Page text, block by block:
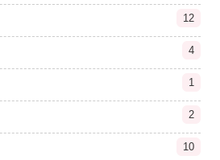
12
4
1
2
10